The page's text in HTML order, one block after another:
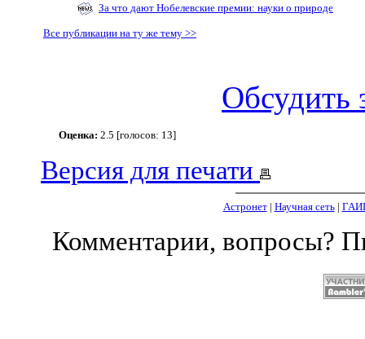
За что дают Нобелевские премии: науки о природе
Все публикации на ту же тему >>
Обсудить
Оценка: 2.5 [голосов: 13]
Версия для печати
Астронет| Научная сеть|
Комментарии, вопросы?